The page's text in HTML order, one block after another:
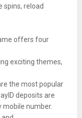
spins, reload
offers four
exciting themes,
the most popular
deposits are
mobile number.